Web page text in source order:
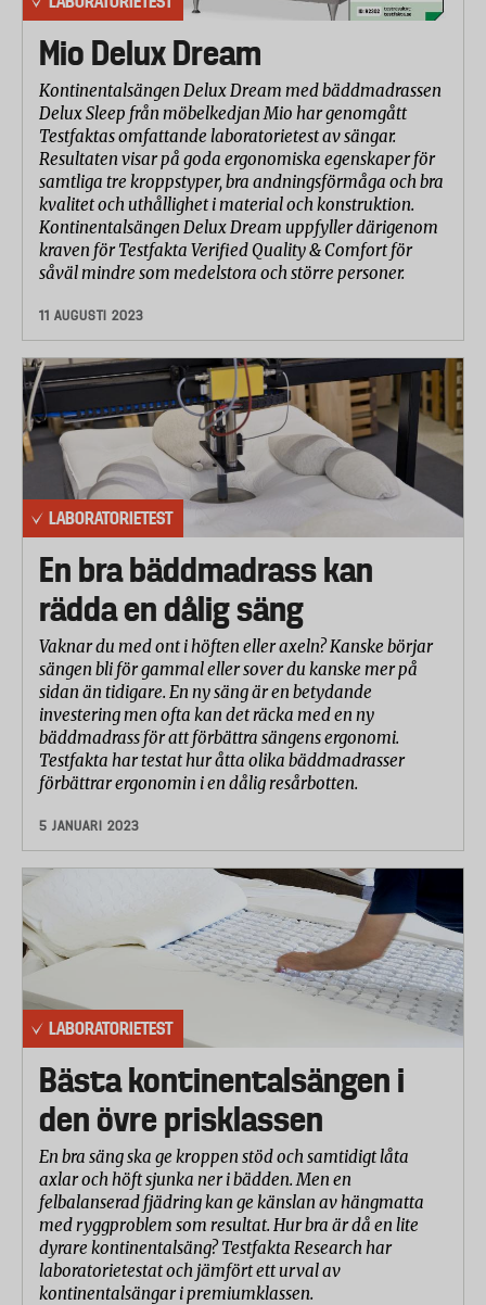
Mio Delux Dream
Kontinentalsängen Delux Dream med bäddmadrassen
Delux Sleep från möbelkedjan Mio har genomgått
Testfaktas omfattande laboratorietest av sängar.
Resultaten visar på goda ergonomiska egenskaper för
samtliga tre kroppstyper, bra andningsförmåga och bra
kvalitet och uthållighet i material och konstruktion.
Kontinentalsängen Delux Dream uppfyller därigenom
kraven för Testfakta Verified Quality & Comfort för
såväl mindre som medelstora och större personer.
11 AUGUSTI 2023
LABORATORIETEST
En bra bäddmadrass kan
rädda en dålig säng
Vaknar du med ont i höften eller axeln? Kanske börjar
sängen bli för gammal eller sover du kanske mer på
sidan än tidigare. En ny säng är en betydande
investering men ofta kan det räcka med en ny
bäddmadrass för att förbättra sängens ergonomi.
Testfakta har testat hur åtta olika bäddmadrasser
förbättrar ergonomin i en dålig resårbotten.
5 JANUARI 2023
LABORATORIETEST
Bästa kontinentalsängen i
den övre prisklassen
En bra säng ska ge kroppen stöd och samtidigt låta
axlar och höft sjunka ner i bädden. Men en
felbalanserad fjädring kan ge känslan av hängmatta
med ryggproblem som resultat. Hur bra är då en lite
dyrare kontinentalsäng? Testfakta Research har
laboratorietestat och jämfört ett urval av
kontinentalsängar i premiumklassen.